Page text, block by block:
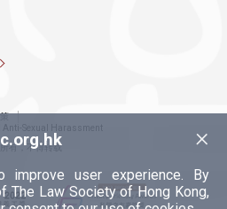
×
improve user experience. By
The Law Society of Hong Kong,
Sexual Harassment
有，不得转载